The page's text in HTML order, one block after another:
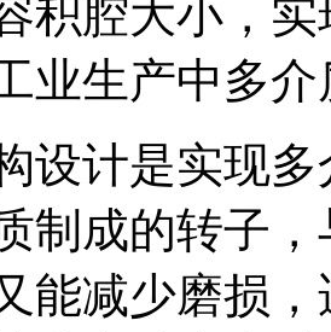
积腔大小，
业生产中多
设计是实现
制成的转子
能减少磨损